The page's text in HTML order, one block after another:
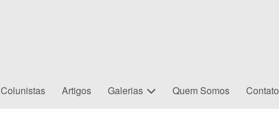
Colunistas Artigos Galerias Quem Somos Contato